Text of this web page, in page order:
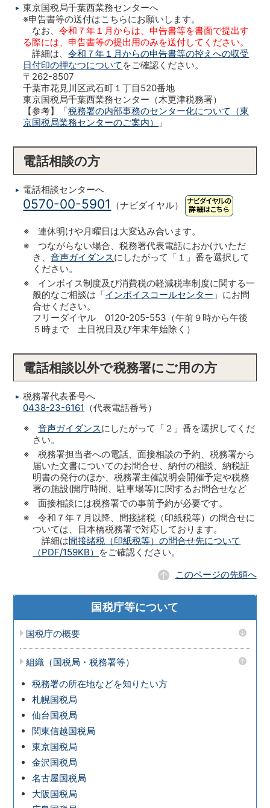
東京国税局千葉西業務センターへ
※申告書等の送付はこちらにお願いします。
なお、令和７年１月からは、申告書等を書面で提出す
る際には、申告書等の提出用のみを送付してください。
詳細は、令和７年１月からの申告書等の控えへの収受
日付印の押なつについて をご確認ください。
〒262-8507
千葉市花見川区武石町１丁目520番地
東京国税局千葉西業務センター（木更津税務署）
【参考】「税務署の内部事務のセンター化について（東
京国税局業務センターのご案内）
」
電話相談の方
電話相談センターへ
0570-00-5901 （ナビダイヤル）
※ 連休明けや月曜日は大変込み合います。
※ つながらない場合、税務署代表電話におかけいただ
き、音声ガイダンスにしたがって「１」番を選択して
ください。
※ インボイス制度及び消費税の軽減税率制度に関する一
般的なご相談は「インボイスコールセンター 」にお問
合せください。
フリーダイヤル 0120-205-553（午前９時から午後
５時まで 土日祝日及び年末年始除く）
電話相談以外で税務署にご用の方
税務署代表番号へ
0438-23-6161 （代表電話番号）
※音声ガイダンスにしたがって「２」番を選択してくだ
さい。
※ 税務署担当者への電話、面接相談の予約、税務署から
届いた文書についてのお問合せ、納付の相談、納税証
明書の発行のほか、税務署主催説明会開催予定や税務
署の施設(開庁時間、駐車場等)に関するお問合せなど
※ 面接相談には税務署での事前予約が必要です。
※ 令和７年７月以降、間接諸税（印紙税等）の問合せに
ついては、日本橋税務署で対応しております。
詳細は間接諸税（印紙税等）の問合せ先について
（PDF/159KB） をご確認ください。
このページの先頭へ
国税庁等について
国税庁の概要
組織（国税局・税務署等）
税務署の所在地などを知りたい方
札幌国税局
仙台国税局
関東信越国税局
東京国税局
金沢国税局
名古屋国税局
大阪国税局